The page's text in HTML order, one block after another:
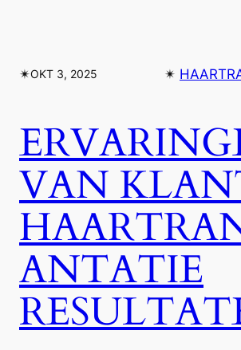
✴︎OKT 3, 2025 ✴︎
VAN
ANTATIE